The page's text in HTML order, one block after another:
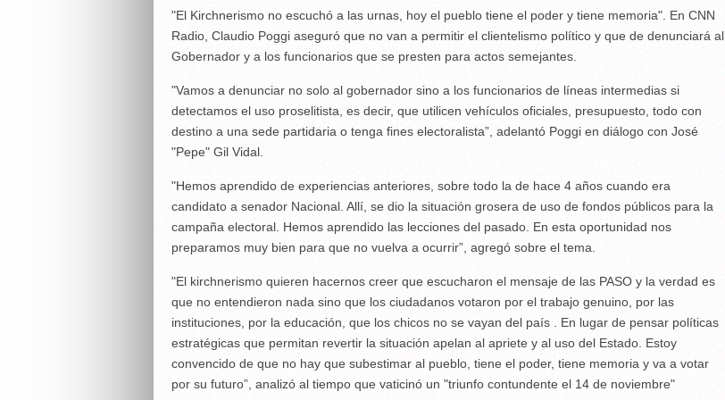
"El Kirchnerismo no escuchó a las urnas, hoy el pueblo tiene el poder y tiene memoria". En CNN
Radio, Claudio Poggi aseguró que no van a permitir el clientelismo político y que de denunciará al
Gobernador y a los funcionarios que se presten para actos semejantes.
"Vamos a denunciar no solo al gobernador sino a los funcionarios de líneas intermedias si
detectamos el uso proselitista, es decir, que utilicen vehículos oficiales, presupuesto, todo con
destino a una sede partidaria o tenga fines electoralista”, adelantó Poggi en diálogo con José
"Pepe" Gil Vidal.
"Hemos aprendido de experiencias anteriores, sobre todo la de hace 4 años cuando era
candidato a senador Nacional. Allí, se dio la situación grosera de uso de fondos públicos para la
campaña electoral. Hemos aprendido las lecciones del pasado. En esta oportunidad nos
preparamos muy bien para que no vuelva a ocurrir”, agregó sobre el tema.
"El kirchnerismo quieren hacernos creer que escucharon el mensaje de las PASO y la verdad es
que no entendieron nada sino que los ciudadanos votaron por el trabajo genuino, por las
instituciones, por la educación, que los chicos no se vayan del país . En lugar de pensar políticas
estratégicas que permitan revertir la situación apelan al apriete y al uso del Estado. Estoy
convencido de que no hay que subestimar al pueblo, tiene el poder, tiene memoria y va a votar
por su futuro”, analizó al tiempo que vaticinó un "triunfo contundente el 14 de noviembre"